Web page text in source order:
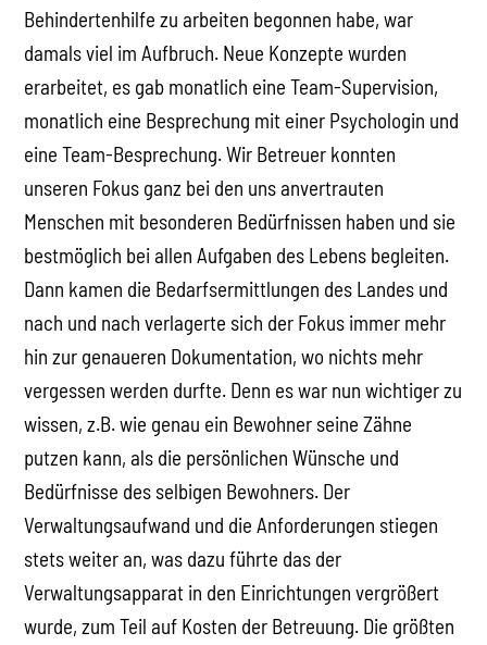
Behindertenhilfe zu arbeiten begonnen habe, war
damals viel im Aufbruch. Neue Konzepte wurden
erarbeitet, es gab monatlich eine Team-Supervision,
monatlich eine Besprechung mit einer Psychologin und
eine Team-Besprechung. Wir Betreuer konnten
unseren Fokus ganz bei den uns anvertrauten
Menschen mit besonderen Bedürfnissen haben und sie
bestmöglich bei allen Aufgaben des Lebens begleiten.
Dann kamen die Bedarfsermittlungen des Landes und
nach und nach verlagerte sich der Fokus immer mehr
hin zur genaueren Dokumentation, wo nichts mehr
vergessen werden durfte. Denn es war nun wichtiger zu
wissen, z.B. wie genau ein Bewohner seine Zähne
putzen kann, als die persönlichen Wünsche und
Bedürfnisse des selbigen Bewohners. Der
Verwaltungsaufwand und die Anforderungen stiegen
stets weiter an, was dazu führte das der
Verwaltungsapparat in den Einrichtungen vergrößert
wurde, zum Teil auf Kosten der Betreuung. Die größten